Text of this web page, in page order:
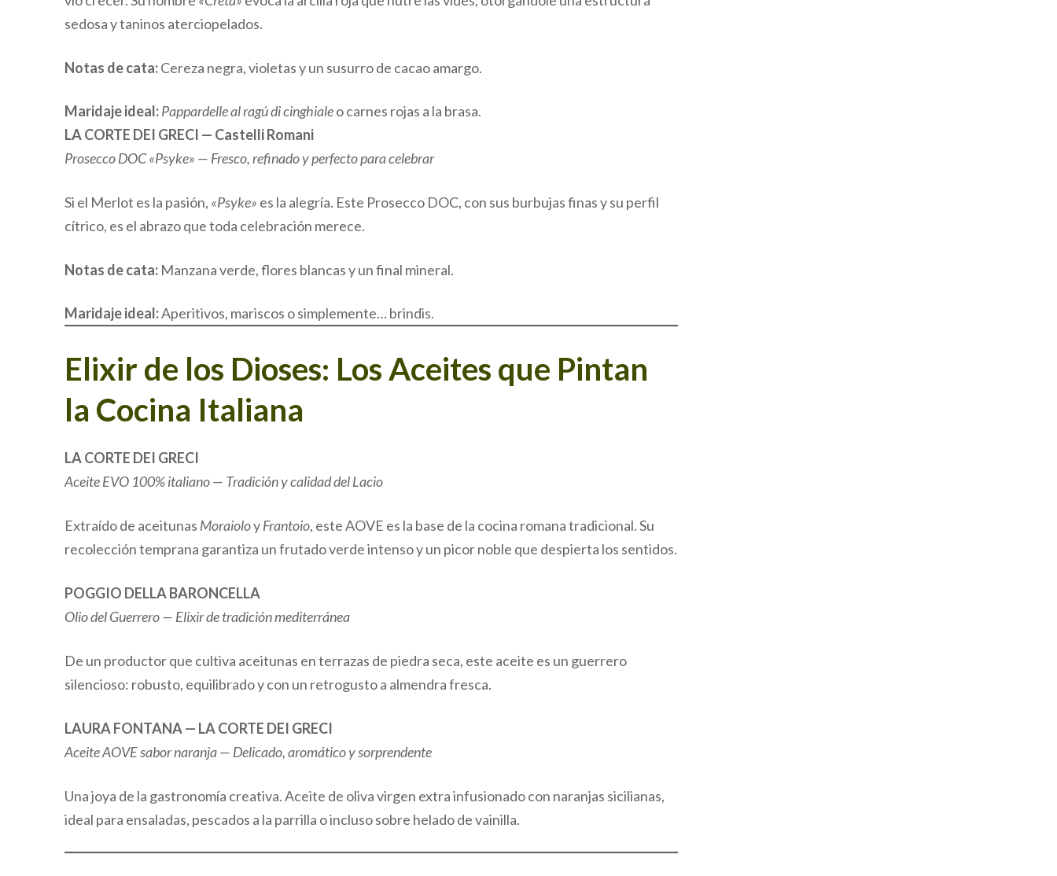
sedosa y taninos aterciopelados.
Notas de cata:Cereza negra, violetas y un susurro de cacao amargo.
Maridaje ideal:Pappardelle al ragú di cinghialeo carnes rojas a la brasa.
LA CORTE DEI GRECI — Castelli Romani
Prosecco DOC «Psyke» — Fresco, refinado y perfecto para celebrar
Si el Merlot es la pasión, «Psyke» es la alegría. Este Prosecco DOC, con sus burbujas finas y su perfil
cítrico, es el abrazo que toda celebración merece.
Notas de cata: Manzana verde, flores blancas y un final mineral.
Maridaje ideal:Aperitivos, mariscos o simplemente… brindis.
Elixir de los Dioses: Los Aceites que Pintan
la Cocina Italiana
LA CORTE DEI GRECI
Aceite EVO 100% italiano — Tradición y calidad del Lacio
Extraído de aceitunas MoraioloyFrantoio, este AOVE es la base de la cocina romana tradicional. Su
recolección temprana garantiza un frutado verde intenso y un picor noble que despierta los sentidos.
POGGIO DELLA BARONCELLA
Olio del Guerrero — Elixir de tradición mediterránea
De un productor que cultiva aceitunas en terrazas de piedra seca, este aceite es un guerrero
silencioso: robusto, equilibrado y con un retrogusto a almendra fresca.
LAURA FONTANA — LA CORTE DEI GRECI
Aceite AOVE sabor naranja — Delicado, aromático y sorprendente
Una joya de la gastronomía creativa. Aceite de oliva virgen extra infusionado con naranjas sicilianas,
ideal para ensaladas, pescados a la parrilla o incluso sobre helado de vainilla.